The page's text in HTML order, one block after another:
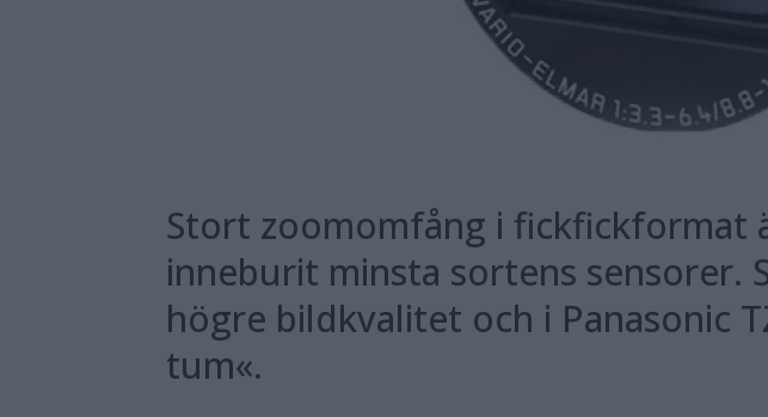
Stort zoomomfång i fickfickformat
inneburit minsta sortens
högre bild­kvalitet och i Panasonic
tum«.